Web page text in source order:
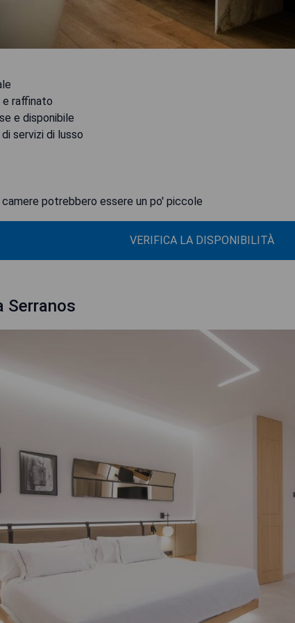
raffinato
e disponibile
servizi di lusso
potrebbero essere un po' piccole
VERIFICA LA DISPONIBILITÀ
Serranos